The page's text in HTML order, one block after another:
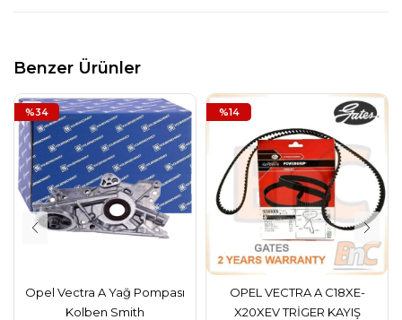
Benzer Ürünler
Opel Vectra A Yağ Pompası
Kolben Smith
%34
OPEL VECTRA A C18XE-
X20XEV TRİGER KAYIŞ
%14